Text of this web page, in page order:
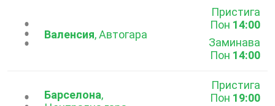
...Валенсия, Автогара
Пристига
Пон 14:00
Заминава
Пон 14:00
Барселона,
Пристига
Пон 19:00